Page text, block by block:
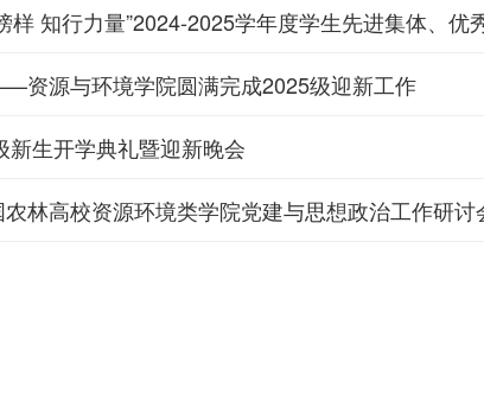
样 知行力量”2024-2025学年度学生先进集体、优
资源与环境学院圆满完成2025级迎新工作
生开学典礼暨迎新晚会
林高校资源环境类学院党建与思想政治工作研讨